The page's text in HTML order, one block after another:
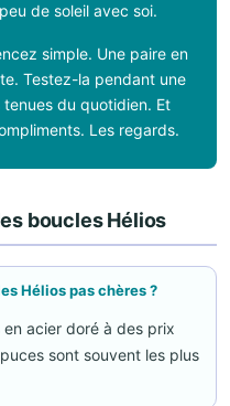
de soleil avec soi.
simple. Une paire en
Testez-la pendant une
du quotidien. Et
Les regards.
boucles Hélios
Hélios pas chères ?
acier doré à des prix
sont souvent les plus